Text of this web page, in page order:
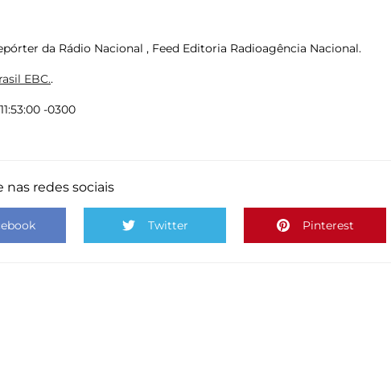
da Rádio Nacional , Feed Editoria Radioagência Nacional.
EBC..
-0300
redes sociais
Twitter Pinterest